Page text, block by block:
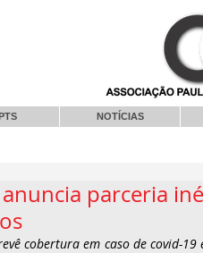
NOTÍCIAS
parceria
cobertura em caso de covid-